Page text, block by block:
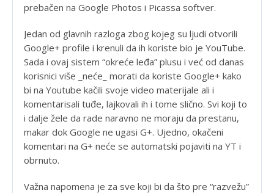
prebačen na Google Photos i Picassa softver.
Jedan od glavnih razloga zbog kojeg su ljudi otvorili
Google+ profile i krenuli da ih koriste bio je YouTube.
Sada i ovaj sistem “okreće leđa” plusu i već od danas
korisnici više _neće_ morati da koriste Google+ kako
bi na Youtube kačili svoje video materijale ali i
komentarisali tuđe, lajkovali ih i tome slično. Svi koji to
i dalje žele da rade naravno ne moraju da prestanu,
makar dok Google ne ugasi G+. Ujedno, okačeni
komentari na G+ neće se automatski pojaviti na YT i
obrnuto.
Važna napomena je za sve koji bi da što pre “razvežu”